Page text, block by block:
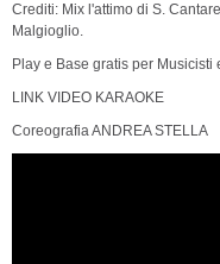
Crediti: Mix l'attimo di S.
Malgioglio.
Play e Base gratis per
LINK VIDEO KARAOKE
Coreografia ANDREA STELLA